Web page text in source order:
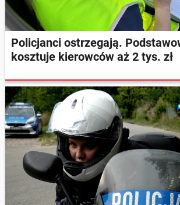
Policjanci ostrzegają.
kosztuje kierowców aż 2 tys. zł